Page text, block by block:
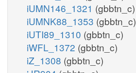
iUMN146_1321 (gbbtn_c)
iUMNK88_1353 (gbbtn_c)
iUTI89_1310 (gbbtn_c)
iWFL_1372 (gbbtn_c)
iZ_1308 (gbbtn_c)